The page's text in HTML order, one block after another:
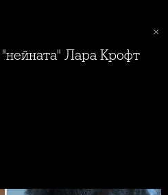
Лара Крофт